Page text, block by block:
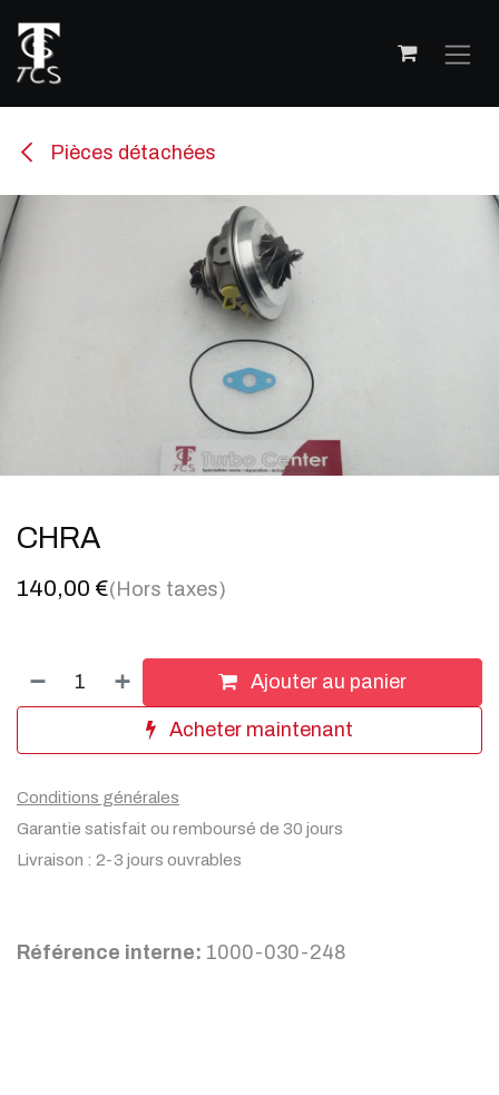
Pièces détachées
CHRA
140,00 €(Hors taxes)
Ajouter au panier
Acheter maintenant
Conditions générales
Garantie satisfait ou remboursé de 30 jours
Livraison : 2-3 jours ouvrables
Référence interne: 1000-030-248